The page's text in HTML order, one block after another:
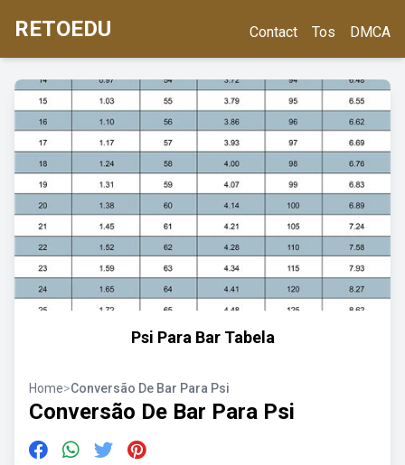
RETOEDU Contact Tos DMCA
Psi Para Bar Tabela
Home>Conversão De Bar Para Psi
Conversão De Bar Para Psi